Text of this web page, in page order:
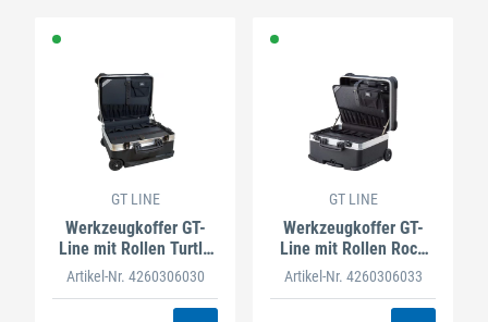
GT LINE
Werkzeugkoffer GT-
Line mit Rollen Turtle
Wheels
Artikel-Nr. 4260306030
GT LINE
Werkzeugkoffer GT-
Line mit Rollen Rock
Turtle
Artikel-Nr. 4260306033